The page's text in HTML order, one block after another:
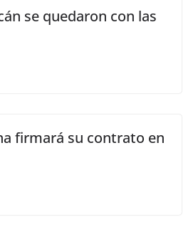
se quedaron con las
firmará su contrato en